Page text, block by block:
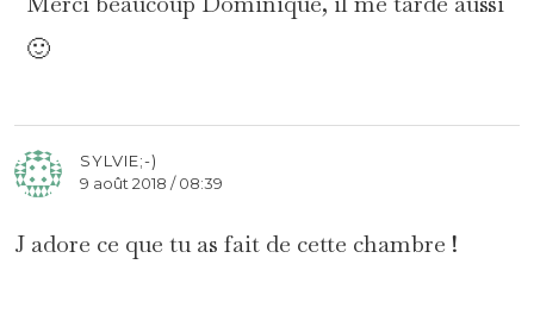
🙂
SYLVIE;-)
9 août 2018 / 08:39
J adore ce que tu as fait de cette chambre !